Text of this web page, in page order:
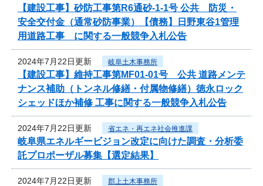
【建設工事】砂防工事第R6通砂-1-1号 公共 防災・
安全交付金（通常砂防事業）【債務】日野東谷1管理
用道路工事 に関する一般競争入札公告
2024年7月22日更新 岐阜土木事務所
【建設工事】維持工事第MF01-01号 公共 道路メンテ
ナンス補助（トンネル修繕・付属物修繕）徳永ロック
シェッドほか補修 工事に関する一般競争入札公告
2024年7月22日更新 省エネ・再エネ社会推進課
岐阜県エネルギービジョン改定に向けた調査・分析委
託プロポーザル募集【選定結果】
2024年7月22日更新 郡上土木事務所